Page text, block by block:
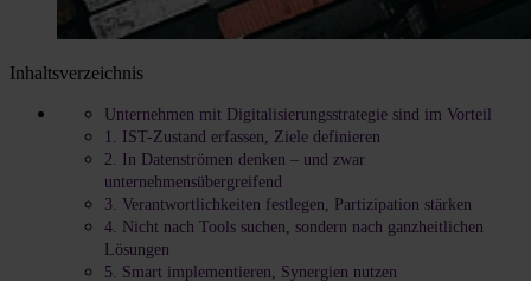
Inhaltsverzeichnis
Unternehmen mit Digitalisierungsstrategie sind im Vorteil
1. IST-Zustand erfassen, Ziele definieren
2. In Datenströmen denken – und zwar
unternehmensübergreifend
3. Verantwortlichkeiten festlegen, Partizipation stärken
4. Nicht nach Tools suchen, sondern nach ganzheitlichen
Lösungen
5. Smart implementieren, Synergien nutzen